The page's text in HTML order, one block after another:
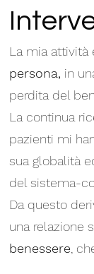
La mia attività
persona, in
perdita del
La continua
pazienti mi
sua globalità
del sistema-
Da questo
una relazione
benessere ,